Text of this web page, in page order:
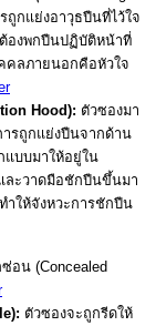
ถูกแย่งอาวุธปืนที่ไว้ใจ
องพกปืนปฏิบัติหน้าที่
คลภายนอกคือหัวใจ
Hood): ตัวซองมา
รถูกแย่งปืนจากด้าน
บบมาให้อยู่ใน
ละวาดมือชักปืนขึ้นมา
ำให้จังหวะการชักปืน
อน (Concealed
ตัวซองจะถูกรีดให้